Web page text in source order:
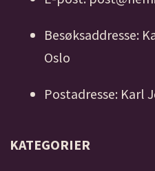
Besøksaddresse:
Oslo
Postadresse: Karl
KATEGORIER